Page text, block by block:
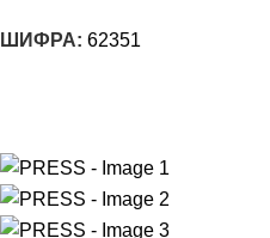
ШИФРА: 62351